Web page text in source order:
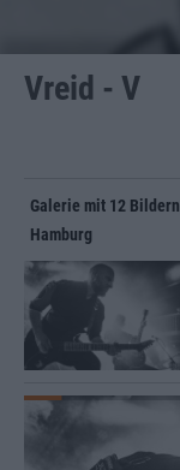
Vreid - V
Galerie mit 12
Hamburg